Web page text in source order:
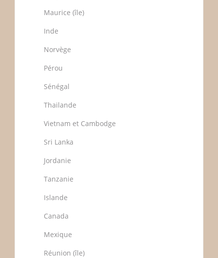
Maurice (île)
Inde
Norvège
Pérou
Sénégal
Thailande
Vietnam et Cambodge
Sri Lanka
Jordanie
Tanzanie
Islande
Canada
Mexique
Réunion (île)